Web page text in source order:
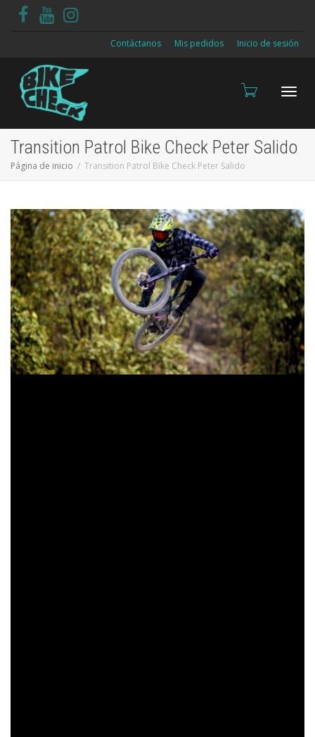
Contáctanos Mis pedidos Inicio de sesión
Transition Patrol Bike Check Peter Salido
Página de inicio Transition Patrol Bike Check Peter Salido